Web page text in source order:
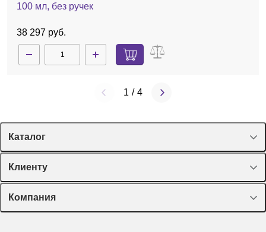
100 мл, без ручек
38 297 руб.
1 / 4
Каталог
Спецпредложения
Оборудование, приборы
Пластик, стекло, принадлежности
Химические реактивы, препараты, наборы
Клиенту
Лекторий Диаэм
Доставка и оплата
Компания